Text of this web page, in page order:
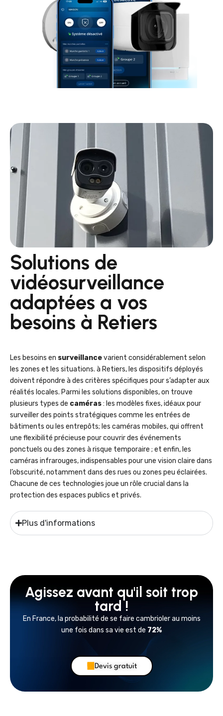
Solutions de
vidéosurveillance
adaptées a vos
besoins à Retiers
Les besoins en surveillancevarient considérablement selon
les zones et les situations. à Retiers, les dispositifs déployés
doivent répondre à des critères spécifiques pour s’adapter aux
réalités locales. Parmi les solutions disponibles, on trouve
plusieurs types de caméras: les modèles fixes, idéaux pour
surveiller des points stratégiques comme les entrées de
bâtiments ou les entrepôts; les caméras mobiles, qui offrent
une flexibilité précieuse pour couvrir des événements
ponctuels ou des zones à risque temporaire ; et enfin, les
caméras infrarouges, indispensables pour une vision claire dans
l’obscurité, notamment dans des rues ou zones peu éclairées.
Chacune de ces technologies joue un rôle crucial dans la
protection des espaces publics et privés.
Plus d'informations
Agissez avant qu'il soit trop
tard !
En France, la probabilité de se faire cambrioler au moins
une fois dans sa vie est de 72%
Devis gratuit